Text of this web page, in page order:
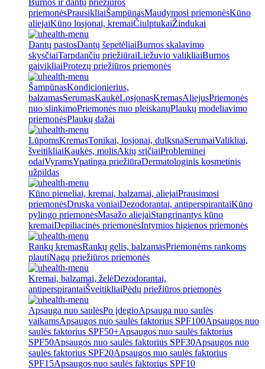
Burnos ir dantų priežiūros
priemonėsPrausikliaiŠampūnasMaudymosi priemonėsKūno
aliejaiKūno losjonai, kremaiČiulptukaiŽindukai
Dantų pastosDantų šepetėliaiBurnos skalavimo
skysčiaiTarpdančių priežiūraiLiežuvio valikliaiBurnos
gaivikliaiProtezų priežiūros priemonės
ŠampūnasKondicionierius,
balzamasSerumasKaukėLosjonasKremasAliejusPriemonės
nuo slinkimoPriemonės nuo pleiskanųPlaukų modeliavimo
priemonėsPlaukų dažai
LūpomsKremasTonikai, losjonai, dulksnaSerumaiValikliai,
šveitikliaiKaukės, molisAkių sričiaiProbleminei
odaiVyramsYpatinga priežiūraDermatologinis kosmetinis
užpildas
Kūno pieneliai, kremai, balzamai, aliejaiPrausimosi
priemonėsDruska voniaiDezodorantai, antiperspirantaiKūno
pylingo priemonėsMasažo aliejaiStangrinantys kūno
kremaiDepiliacinės priemonėsIntymios higienos priemonės
Rankų kremasRankų gelis, balzamasPriemonėms rankoms
plautiNagų priežiūros priemonės
Kremai, balzamai, želėDezodorantai,
antiperspirantaiŠveitikliaiPėdų priežiūros priemonės
Apsauga nuo saulėsPo įdegioApsauga nuo saulės
vaikamsApsaugos nuo saulės faktorius SPF100Apsaugos nuo
saulės faktorius SPF50+Apsaugos nuo saulės faktorius
SPF50Apsaugos nuo saulės faktorius SPF30Apsaugos nuo
saulės faktorius SPF20Apsaugos nuo saulės faktorius
SPF15Apsaugos nuo saulės faktorius SPF10